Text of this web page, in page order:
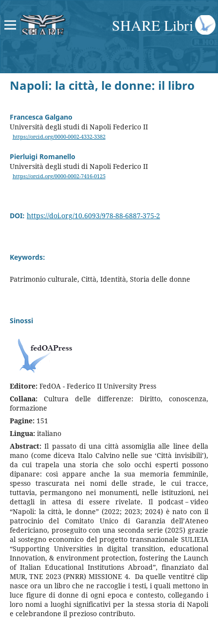
SHARE Libri
Napoli: la città, le donne: il libro
Francesca Galgano
Università degli studi di Napoli Federico II
https://orcid.org/0000-0002-4332-3382
Pierluigi Romanello
Università degli studi di Napoli Federico II
https://orcid.org/0000-0002-7416-0125
DOI: https://doi.org/10.6093/978-88-6887-375-2
Keywords:
Patrimonio culturale, Città, Identità, Storia delle donne
Sinossi
Editore:FedOA - Federico II University Press
Collana:Cultura delle differenze: Diritto, conoscenza,
formazione
Pagine: 151
Lingua: italiano
Abstract:Il passato di una città assomiglia alle linee della
mano (come diceva Italo Calvino nelle sue ‘Città invisibili’),
da cui trapela una storia che solo occhi esperti possono
dipanare: così appare anche la sua memoria femminile,
spesso trascurata nei nomi delle strade, le cui tracce,
tuttavia, permangono nei monumenti, nelle istituzioni, nei
dettagli in attesa di essere rivelate. Il podcast－video
“Napoli: la città, le donne” (2022; 2023; 2024) è nato con il
patrocinio del Comitato Unico di Garanzia dell’Ateneo
federiciano, proseguito con una seconda serie (2025) grazie
al sostegno economico del progetto transnazionale SULIEIA
“Supporting Universities in digital transition, educational
Innovation, & environment protection, fostering the Launch
of Italian Educational Institutions Abroad”, finanziato dal
MUR, TNE 2023 (PNRR) MISSIONE 4. Da quelle ventitré clip
nasce ora un libro che ne raccoglie i testi, i quali mettono in
luce figure di donne di ogni epoca e contesto, collegando i
loro nomi a luoghi significativi per la stessa storia di Napoli
e celebrandone il prezioso contributo.